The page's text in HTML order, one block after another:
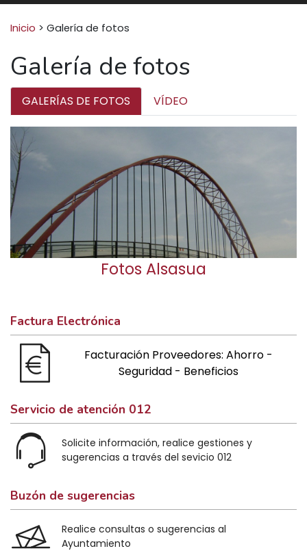
Buscar:
Inicio > Galería de fotos
Galería de fotos
GALERÍAS DE FOTOS VÍDEO
Fotos Alsasua
Factura Electrónica
Facturación Proveedores: Ahorro -
Seguridad - Beneficios
Servicio de atención 012
Solicite información, realice gestiones y
sugerencias a través del sevicio 012
Buzón de sugerencias
Realice consultas o sugerencias al
Ayuntamiento